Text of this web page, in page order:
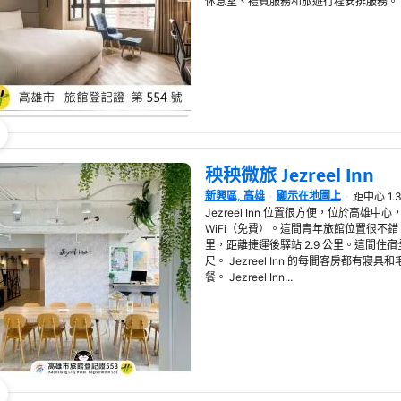
秧秧微旅 Jezreel Inn
在新視窗開啟
新興區, 高雄 顯示在地圖上
距中心
Jezreel Inn 位置很方便，位於高雄中心
WiFi（免費）。這間青年旅館位置很不
里，距離捷運後驛站 2.9 公里。這間住
尺。 Jezreel Inn 的每間客房都有寢具和
餐。 Jezreel Inn...